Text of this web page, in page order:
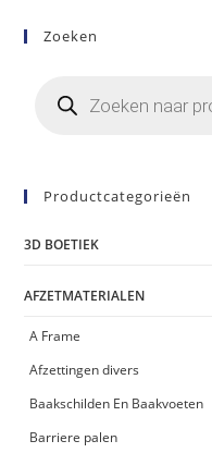
Zoeken
zoeken
Productcategorieën
3D BOETIEK
AFZETMATERIALEN
A Frame
Afzettingen divers
Baakschilden En Baakvoeten
Barriere palen